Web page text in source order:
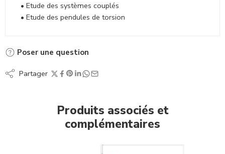
• Etude des systèmes couplés
• Etude des pendules de torsion
Poser une question
Partager
Produits associés et
complémentaires